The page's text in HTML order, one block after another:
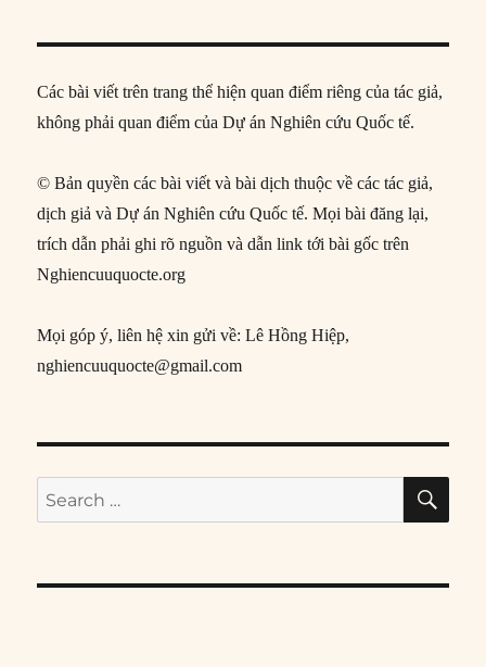
Các bài viết trên trang thể hiện quan điểm riêng của tác giả,
không phải quan điểm của Dự án Nghiên cứu Quốc tế.
© Bản quyền các bài viết và bài dịch thuộc về các tác giả,
dịch giả và Dự án Nghiên cứu Quốc tế. Mọi bài đăng lại,
trích dẫn phải ghi rõ nguồn và dẫn link tới bài gốc trên
Nghiencuuquocte.org
Mọi góp ý, liên hệ xin gửi về: Lê Hồng Hiệp,
nghiencuuquocte@gmail.com
Search
for: